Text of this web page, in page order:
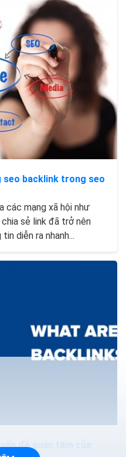
seo backlink trong seo
các mạng xã hội như
sẻ link đã trở nên
diễn ra nhanh...
đề quan tâm của